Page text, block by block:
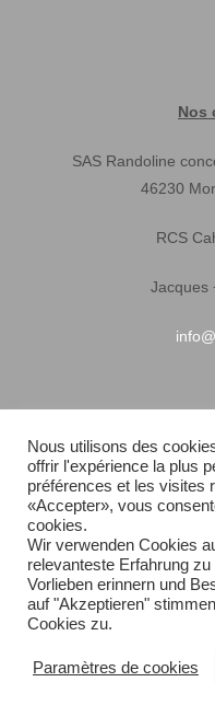
Nos
SAS Randoline
46230
RCS
Jacques
Conditions
Nous utilisons des
offrir l'expérience la plus
préférences et les visites
«Accepter», vous
cookies.
Wir verwenden Cookies
relevanteste Erfahrung
Vorlieben erinnern und
auf "Akzeptieren"
Cookies zu.
Paramètres de cookies